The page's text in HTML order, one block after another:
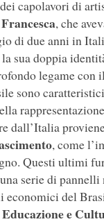
capolavori di
, che
di due anni in
sua doppia
legame con
sono
dall’Italia
, come
Questi ultimi
serie di
del
e